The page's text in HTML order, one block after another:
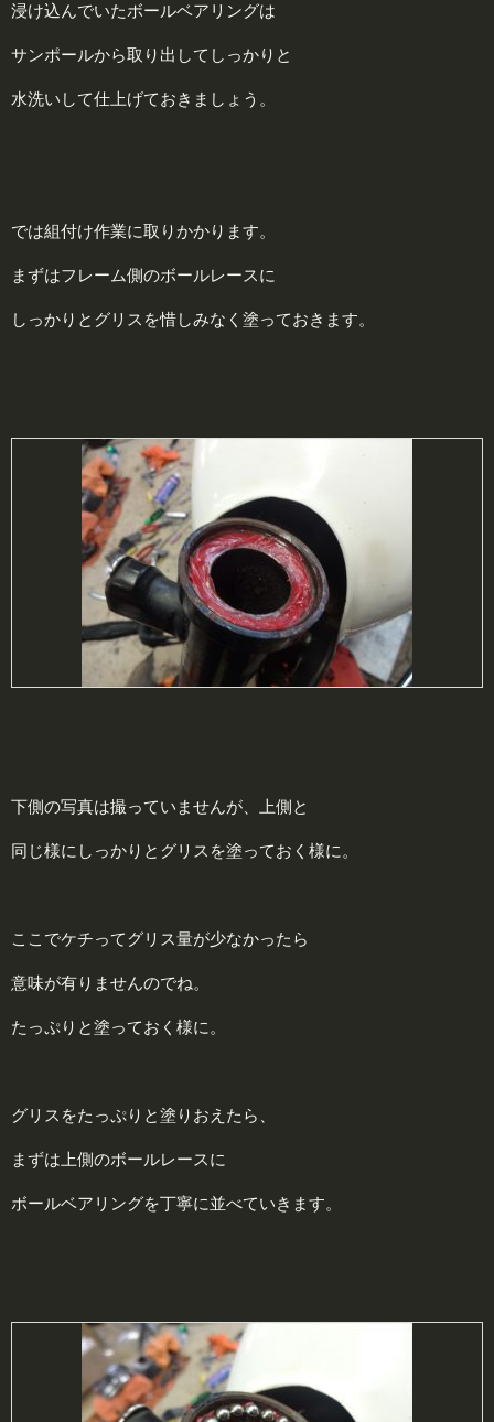
浸け込んでいたボールベアリングは
サンポールから取り出してしっかりと
水洗いして仕上げておきましょう。
では組付け作業に取りかかります。
まずはフレーム側のボールレースに
しっかりとグリスを惜しみなく塗っておきます。
下側の写真は撮っていませんが、上側と
同じ様にしっかりとグリスを塗っておく様に。
ここでケチってグリス量が少なかったら
意味が有りませんのでね。
たっぷりと塗っておく様に。
グリスをたっぷりと塗りおえたら、
まずは上側のボールレースに
ボールベアリングを丁寧に並べていきます。